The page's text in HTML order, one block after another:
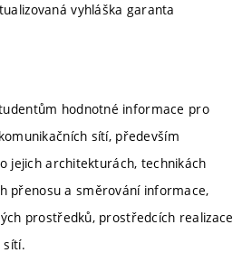
vyhláška garanta
hodnotné informace pro
sítí, především
jejich architekturách, technikách
přenosu a směrování informace,
prostředků, prostředcích realizace
sítí.